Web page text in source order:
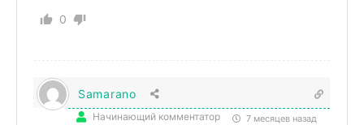
0
Samarano
Начинающий комментатор 7 месяцев назад